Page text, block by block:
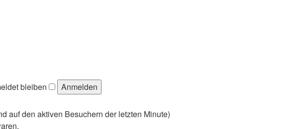
bleiben
auf den aktiven Besuchern der letzten Minute)